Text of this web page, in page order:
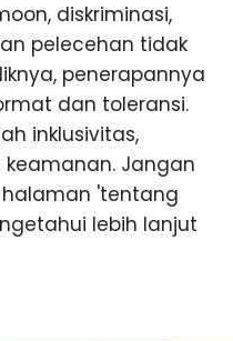
diskriminasi,
pelecehan tidak
penerapannya
dan toleransi.
inklusivitas,
keamanan. Jangan
'tentang
lebih lanjut